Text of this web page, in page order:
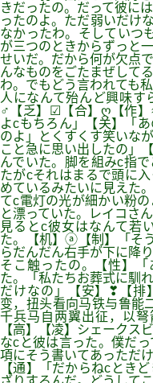
きだったの。だって彼に
ったのよ。ただ弱いだけ
なかったわ。そしていつ
が三つのときからずっと
せいだ。だから何が欠点
んなものをごたまぜして
わ。でもどう言われても
人になんて殆んど興味す
♂【乏】☑【合】ღ【作】
よcもちろん」【关】「
のよ」とくすくす笑いな
こと急に思い出したの」
んでいた。脚を組みc指
たがcそれはまるで頭に
めているみたいに見えた
てc電灯の光が細かい粉
と漂っていた。レイコさ
見るとc彼女はなんて若
た。【机】ⓐ【制】「そ
らだんだん右手が下に降
そこ触ったの。【性】
た。「私たちお葬式に馴
だけなの」【安】❣【
变，扭头看向马铁与鲁能
千兵马自两翼出征，以
【高】【凌】シェークス
なcと彼は言った。僕だ
項にそう書いてあっただ
【通】「だからねcとき